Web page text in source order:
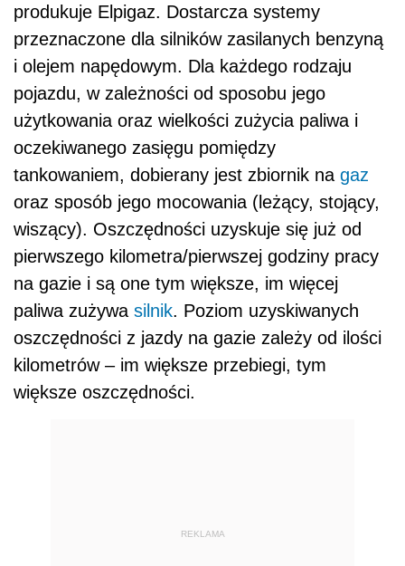
produkuje Elpigaz. Dostarcza systemy
przeznaczone dla silników zasilanych benzyną
i olejem napędowym. Dla każdego rodzaju
pojazdu, w zależności od sposobu jego
użytkowania oraz wielkości zużycia paliwa i
oczekiwanego zasięgu pomiędzy
tankowaniem, dobierany jest zbiornik na gaz
oraz sposób jego mocowania (leżący, stojący,
wiszący). Oszczędności uzyskuje się już od
pierwszego kilometra/pierwszej godziny pracy
na gazie i są one tym większe, im więcej
paliwa zużywa silnik. Poziom uzyskiwanych
oszczędności z jazdy na gazie zależy od ilości
kilometrów – im większe przebiegi, tym
większe oszczędności.
REKLAMA